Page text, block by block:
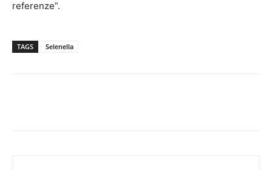
referenze”.
TAGS Selenella